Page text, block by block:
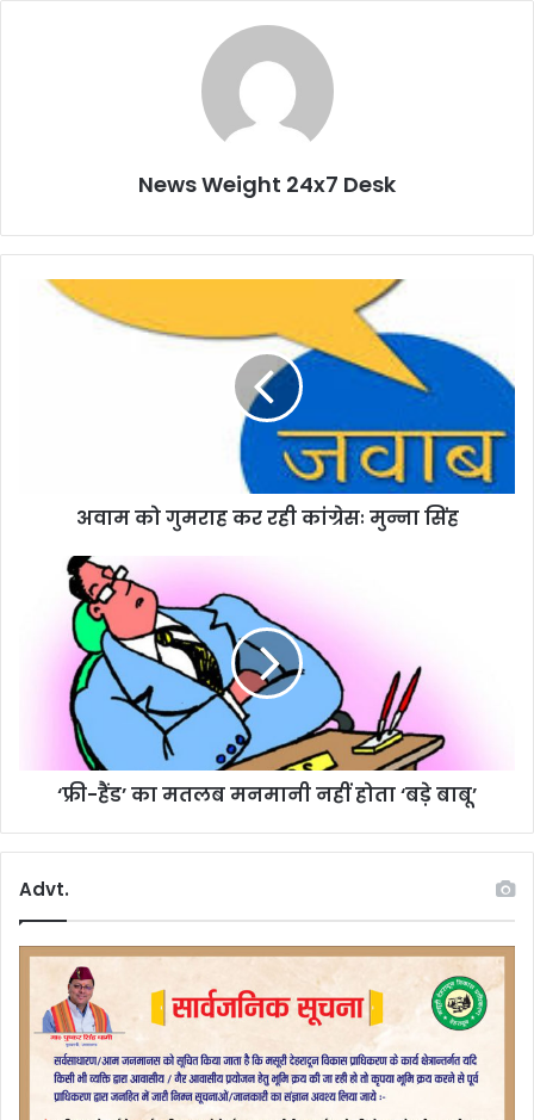
News Weight 24x7 Desk
अवाम को गुमराह कर रही कांग्रेसः मुन्ना सिंह
बाबू’
‘फ्री-हैंड’ का मतलब मनमानी नहीं होता ‘बड़े बाबू’
Advt.